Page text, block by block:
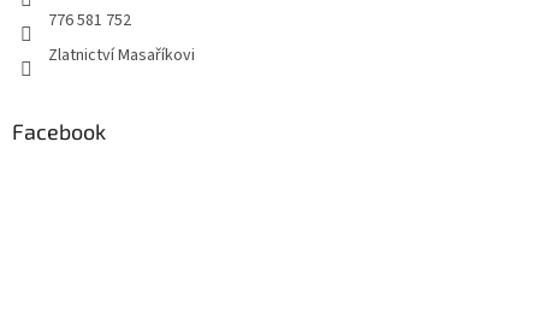
776 581 752
Zlatnictví Masaříkovi
Facebook